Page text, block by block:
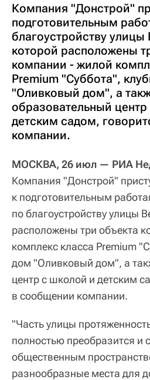
Компания "Донстрой"
подготовительным
благоустройству улицы
которой расположены
компании - жилой
Premium "Суббота",
"Оливковый дом", а
образовательный
детским садом,
компании.
МОСКВА, 26 июл — РИА
Компания "Донстрой"
к подготовительным
по благоустройству улицы
расположены три объекта
комплекс класса Premium
дом "Оливковый дом", а
центр с школой и детским
в сообщении компании.
"Часть улицы
полностью преобразится и
общественным
разнообразные места для